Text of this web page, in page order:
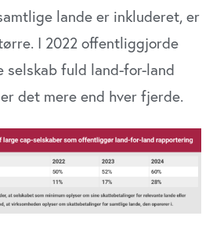
lande er inkluderet, er
I 2022 offentliggjorde
selskab fuld land-for-land
det mere end hver fjerde.